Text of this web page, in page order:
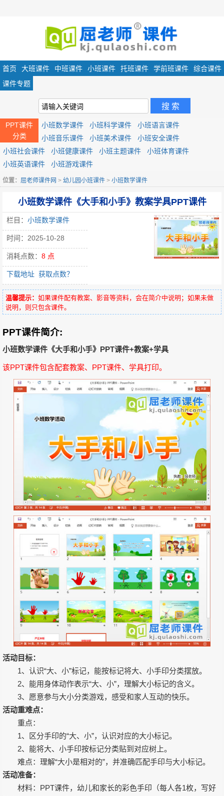
首页 大班课件 中班课件 小班课件 托班课件 学前班课件
综合课件
课件专题
PPT课件
分类
小班数学课件 小班科学课件
小班语言课件
小班音乐课件
小班美术课件
小班安全课件
小班社会课件
小班健康课件 小班主题课件
小班体育课件
小班英语课件
小班游戏课件
位置： 屈老师课件网 > 幼儿园小班课件 > 小班数学课件
小班数学课件《大手和小手》教案学具PPT课件
栏目： 小班数学课件
时间：2025-10-28
消耗点数： 8 点
下载地址 获取点数？
温馨提示： 如果课件配有教案、影音等资料，会在简介中说明；如果未做
说明，则只包含课件。
PPT课件简介:
小班数学课件《大手和小手》PPT课件+教案+学具
该PPT课件包含配套教案、PPT课件、学具打印。
活动目标：
1、认识“大、小”标记，能按标记将大、小手印分类摆放。
2、能用身体动作表示“大、小”，理解大小标记的含义。
3、愿意参与大小分类游戏，感受和家人互动的快乐。
活动重难点：
重点：
1、区分手印的“大、小”，认识对应的大小标记。
2、能将大、小手印按标记分类贴到对应树上。
难点：理解“大小是相对的”，并准确匹配手印与大小标记。
活动准备：
材料：PPT课件，幼儿和家长的彩色手印（每人各1枚，写好